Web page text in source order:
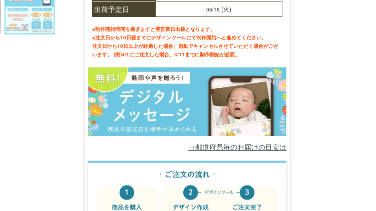
出荷予定日 08/18 (火)
※制作開始時間を過ぎますと翌営業日出荷となります。
※注文日から10日後までにデザインツールにて制作開始へと進めてください。
注文日から10日以上が経過した場合、自動でキャンセルさせていただく場合がござ
います。 (例)4/1にご注文した場合、4/11までに制作開始が必要。
→都道府県毎のお届けの目安は